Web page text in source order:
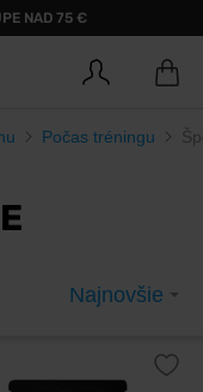
NAD 75 €
Počas tréningu
Najnovšie